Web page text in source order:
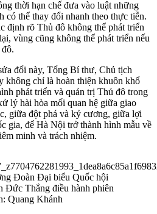
thời hạn chế đưa vào luật những
có thể thay đổi nhanh theo thực tiễn.
định rõ Thủ đô không thể phát triển
vùng cũng không thể phát triển nếu
đổi này, Tổng Bí thư, Chủ tịch
không chỉ là hoàn thiện khuôn khổ
phát triển và quản trị Thủ đô trong
lý hài hòa mối quan hệ giữa giao
giữa đột phá và kỷ cương, giữa lợi
gia, để Hà Nội trở thành hình mẫu về
minh và trách nhiệm.
Đoàn Đại biểu Quốc hội
Đức Thắng điều hành phiên
Quang Khánh